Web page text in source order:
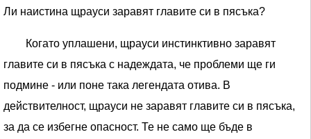
Ли наистина щрауси заравят главите си в пясъка?
Когато уплашени, щрауси инстинктивно заравят
главите си в пясъка с надеждата, че проблеми ще ги
подмине - или поне така легендата отива. В
действителност, щрауси не заравят главите си в пясъка,
за да се избегне опасност. Те не само ще бъде в